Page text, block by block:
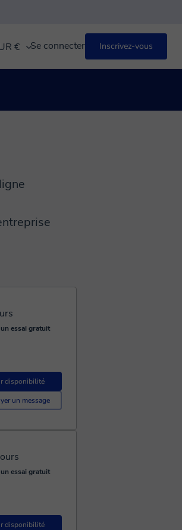
€ Se connecter Inscrivez-vous
essai gratuit
disponibilité
un message
essai gratuit
disponibilité